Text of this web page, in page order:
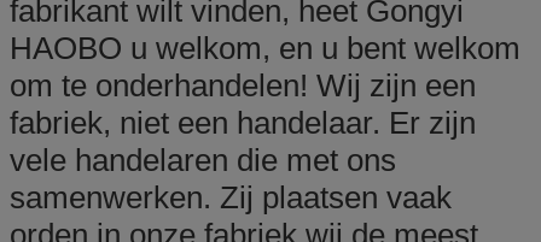
fabrikant wilt vinden, heet Gongyi
HAOBO u welkom, en u bent welkom
om te onderhandelen! Wij zijn een
fabriek, niet een handelaar. Er zijn
vele handelaren die met ons
samenwerken. Zij plaatsen vaak